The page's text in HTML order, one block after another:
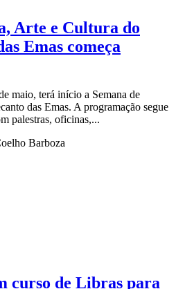
Arte e Cultura do
Emas começa
maio, terá início a Semana de
das Emas. A programação segue
palestras, oficinas,...
Barboza
curso de Libras para